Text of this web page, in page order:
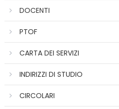
DOCENTI
PTOF
CARTA DEI SERVIZI
INDIRIZZI DI STUDIO
CIRCOLARI